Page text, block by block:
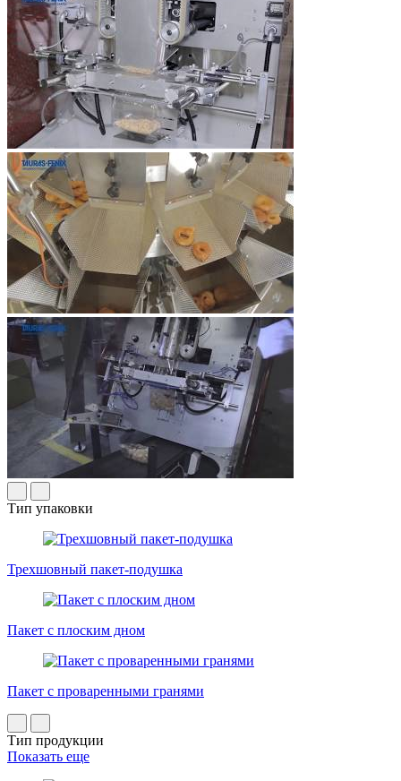
Тип упаковки
Трехшовный пакет-подушка
Пакет с плоским дном
Пакет с проваренными гранями
Тип продукции
Показать еще